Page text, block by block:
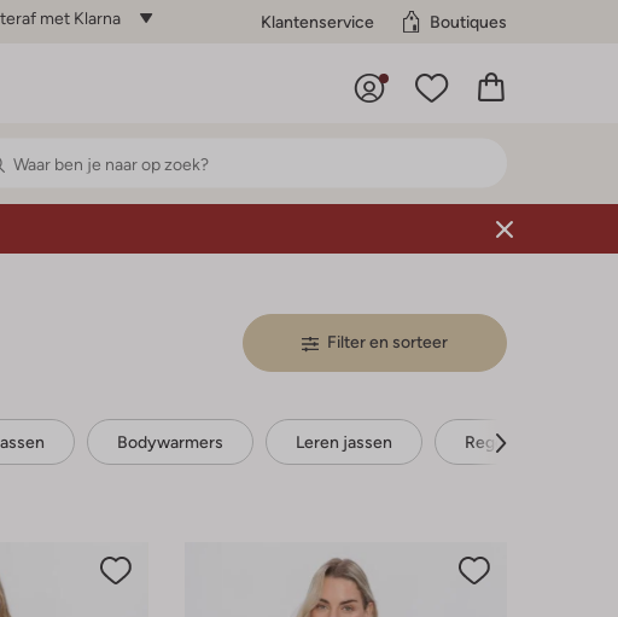
met Klarna Klantenservice Boutiques
Filter en sorteer
Bodywarmers Leren jassen Regenjassen